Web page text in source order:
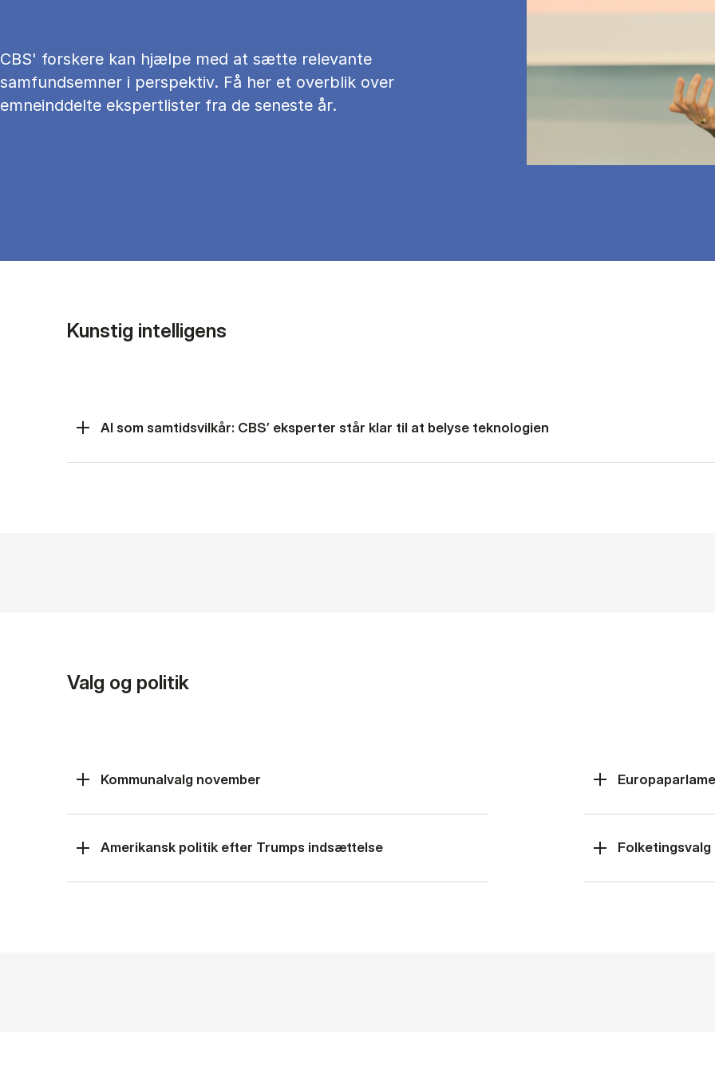
CBS' forskere kan hjælpe med at sætte relevante
samfundsemner i perspektiv. Få her et overblik over
emneinddelte ekspertlister fra de seneste år.
Kunstig intelligens
AI som samtidsvilkår: CBS’ eksperter står klar til at belyse teknologien
Valg og politik
Kommunalvalg november
Amerikansk politik efter Trumps indsættelse Folketingsvalg